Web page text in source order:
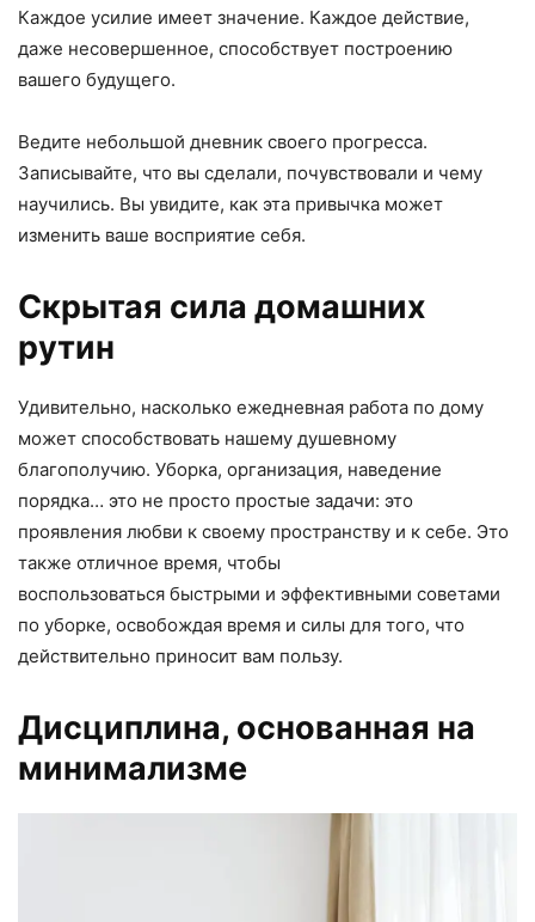
Каждое усилие имеет значение. Каждое действие,
даже несовершенное, способствует построению
вашего будущего.
Ведите небольшой дневник своего прогресса.
Записывайте, что вы сделали, почувствовали и чему
научились. Вы увидите, как эта привычка может
изменить ваше восприятие себя.
Скрытая сила домашних
рутин
Удивительно, насколько ежедневная работа по дому
может способствовать нашему душевному
благополучию. Уборка, организация, наведение
порядка… это не просто простые задачи: это
проявления любви к своему пространству и к себе. Это
также отличное время, чтобы
воспользоваться быстрыми и эффективными советами
по уборке, освобождая время и силы для того, что
действительно приносит вам пользу.
Дисциплина, основанная на
минимализме